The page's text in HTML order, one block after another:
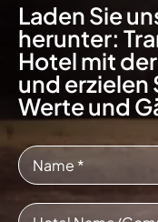
Laden Sie
herunter:
Hotel mit
und
Werte und